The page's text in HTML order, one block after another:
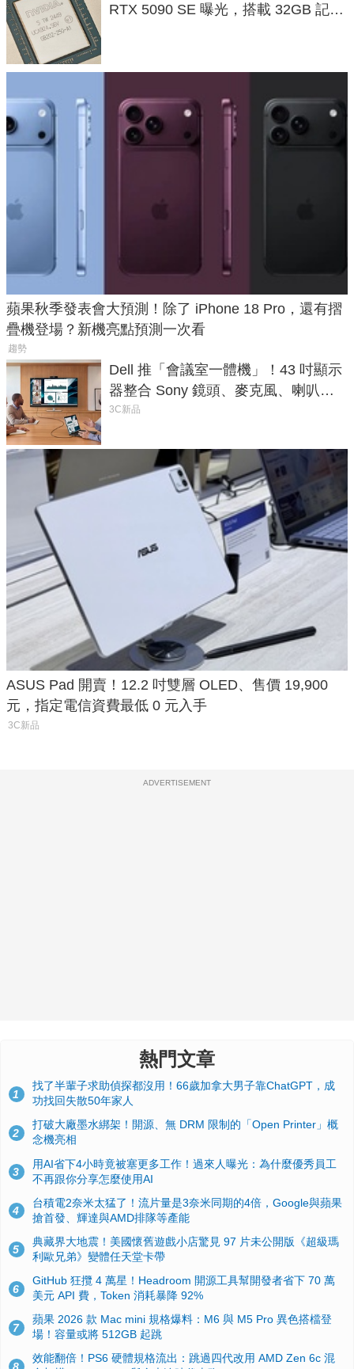
RTX 5090 SE 曝光，搭載 32GB 記憶
蘋果秋季發表會大預測！除了 iPhone 18 Pro，還有摺
疊機登場？新機亮點預測一次看
趨勢
Dell 推「會議室一體機」！43 吋顯示
器整合 Sony 鏡頭、麥克風、喇叭，
一條 USB-C 就能開會
3C新品
ASUS Pad 開賣！12.2 吋雙層 OLED、售價 19,900
元，指定電信資費最低 0 元入手
3C新品
ADVERTISEMENT
熱門文章
1
找了半輩子求助偵探都沒用！66歲加拿大男子靠ChatGPT，成
功找回失散50年家人
2
打破大廠墨水綁架！開源、無 DRM 限制的「Open Printer」概
念機亮相
3
用AI省下4小時竟被塞更多工作！過來人曝光：為什麼優秀員工
不再跟你分享怎麼使用AI
4
台積電2奈米太猛了！流片量是3奈米同期的4倍，Google與蘋果
搶首發、輝達與AMD排隊等產能
5
典藏界大地震！美國懷舊遊戲小店驚見 97 片未公開版《超級瑪
利歐兄弟》變體任天堂卡帶
6
GitHub 狂攬 4 萬星！Headroom 開源工具幫開發者省下 70 萬
美元 API 費，Token 消耗暴降 92%
7
蘋果 2026 款 Mac mini 規格爆料：M6 與 M5 Pro 異色搭檔登
場！容量或將 512GB 起跳
效能翻倍！PS6 硬體規格流出：跳過四代改用 AMD Zen 6c 混